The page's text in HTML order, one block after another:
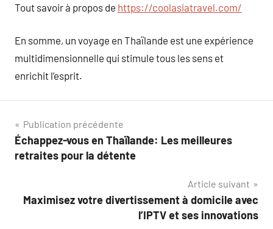
Tout savoir à propos de https://coolasiatravel.com/
En somme, un voyage en Thaïlande est une expérience
multidimensionnelle qui stimule tous les sens et
enrichit l’esprit.
Navigation
de
Publication précédente
Échappez-vous en Thaïlande: Les meilleures
retraites pour la détente
Article suivant
Maximisez votre divertissement à domicile avec
l’IPTV et ses innovations